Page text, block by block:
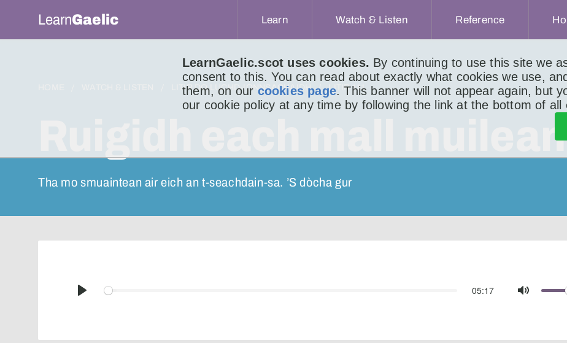
LearnGaelic.scot uses cookies. By continuing to use this site we
consent to this. You can read about exactly what cookies we use,
them, on our cookies page. This banner will not appear again, but
our cookie policy at any time by following the link at the bottom of all
LearnGaelic Learn Watch & Listen Reference
LITIR DO LUCHD-IONNSACHAIDH LITIR 111
Ruigidh each mall
Tha mo smuaintean air eich an t-seachdain-sa. ’S dòcha gur
Play
05:17
Mute